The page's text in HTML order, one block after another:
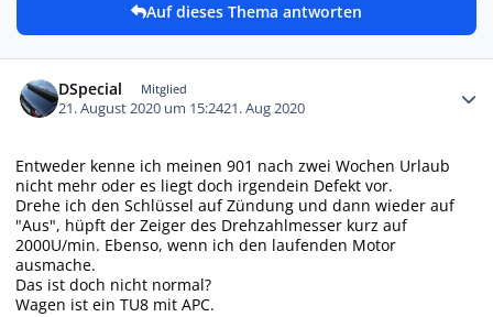
Auf dieses Thema antworten
DSpecial Mitglied
21. August 2020 um 15:2421. Aug 2020
Entweder kenne ich meinen 901 nach zwei Wochen Urlaub
nicht mehr oder es liegt doch irgendein Defekt vor.
Drehe ich den Schlüssel auf Zündung und dann wieder auf
"Aus", hüpft der Zeiger des Drehzahlmesser kurz auf
2000U/min. Ebenso, wenn ich den laufenden Motor
ausmache.
Das ist doch nicht normal?
Wagen ist ein TU8 mit APC.